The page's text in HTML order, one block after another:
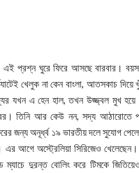
এই প্রশ্ন ঘুরে ফিরে আসছে বারবার।
খেলুক না কেন বাংলা, আতসকাচ
যখন এ হেন হাল, তখন উজ্জ্বল মুখ হয়ে
তিনি আর কেউ নন, সদ্য আঠারোতে
জন্য অনূর্ধ্ব ১৯ ভারতীয় দলে সুযোগ
আগে অস্ট্রেলিয়া সিরিজেও
ম্যাচে দুরন্ত বোলিং করে টিমকে